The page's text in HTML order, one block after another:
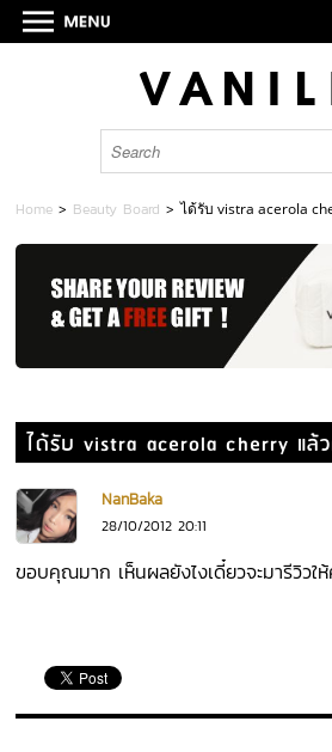
Home > Beauty Board >ได้รับ vistra acerola
ได้รับ vistra acerola cherry แล้
NanBaka
28/10/2012 20:11
ขอบคุณมาก เห็นผลยังไงเดี๋ยวจะมารีวิวให้